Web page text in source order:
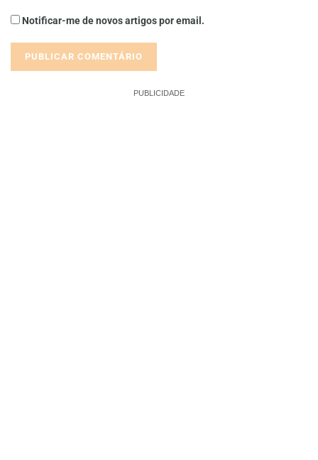
Notificar-me de novos artigos por email.
PUBLICIDADE